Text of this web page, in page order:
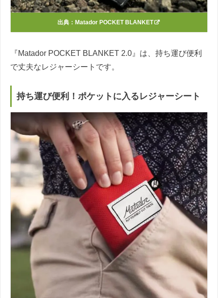
出典： Matador POCKET BLANKET
『Matador POCKET BLANKET 2.0』は、持ち運び便利
で丈夫なレジャーシートです。
持ち運び便利！ポケットに入るレジャーシート